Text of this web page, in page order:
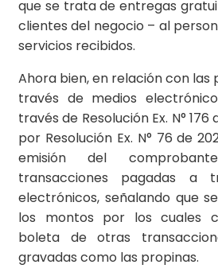
que se trata de entregas
clientes del negocio – al
servicios recibidos.
Ahora bien, en relación con las
través de medios
través de Resolución Ex. N°
por Resolución Ex. N° 76 de
emisión del
transacciones pagadas a
electrónicos, señalando que
los montos por los cuales
boleta de otras
gravadas como las propinas.